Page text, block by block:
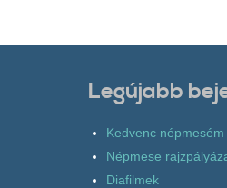
Legújabb
Kedvenc
Népmese
Diafilmek